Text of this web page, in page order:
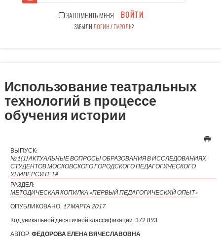
ЗАПОМНИТЬ МЕНЯ ВОЙТИ
ЗАБЫЛИ ЛОГИН/ПАРОЛЬ?
Использование театральных
технологий в процессе
обучения истории
ВЫПУСК:
№1(1) АКТУАЛЬНЫЕ ВОПРОСЫ ОБРАЗОВАНИЯ В ИССЛЕДОВАНИЯХ
СТУДЕНТОВ МОСКОВСКОГО ГОРОДСКОГО ПЕДАГОГИЧЕСКОГО
УНИВЕРСИТЕТА
РАЗДЕЛ:
МЕТОДИЧЕСКАЯ КОПИЛКА «ПЕРВЫЙ ПЕДАГОГИЧЕСКИЙ ОПЫТ»
ОПУБЛИКОВАНО: 17 МАРТА 2017
Код уникальной десятичной классификации: 372.893
АВТОР:ФЁДОРОВА ЕЛЕНА ВЯЧЕСЛАВОВНА